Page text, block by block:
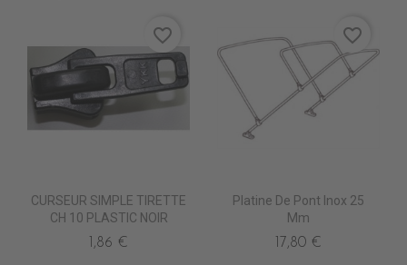
CURSEUR SIMPLE TIRETTE
CH 10 PLASTIC NOIR
1,86 €
favorite_border
Platine De Pont Inox 25
Mm
17,80 €
favorite_border